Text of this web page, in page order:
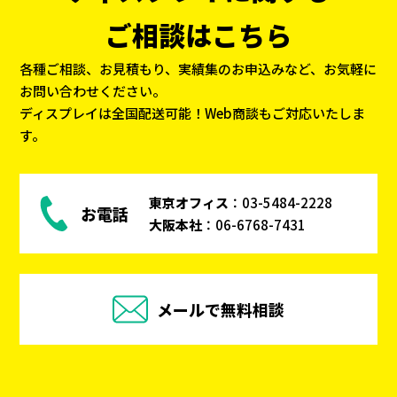
ご相談はこちら
各種ご相談、お見積もり、実績集のお申込みなど、お気軽に
お問い合わせください。
ディスプレイは全国配送可能！Web商談もご対応いたしま
す。
お電話 東京オフィス ： 03-5484-2228
大阪本社： 06-6768-7431
メールで無料相談